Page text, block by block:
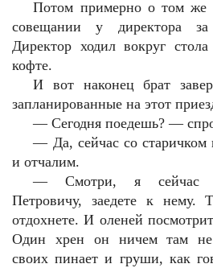
Потом примерно о том же
совещании у директора
Директор ходил вокруг
кофте.
И вот наконец брат
запланированные на этот
—Сегодня поедешь? —
— Да, сейчас со старичком
и отчалим.
—Смотри, я сейчас
Петровичу, заедете к нему.
отдохнете. И оленей
Один хрен он ничем там не
своих пинает и груши, как